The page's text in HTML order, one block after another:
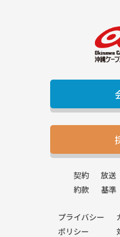
契約
約款
放送
基準
プライバシー
ポリシー